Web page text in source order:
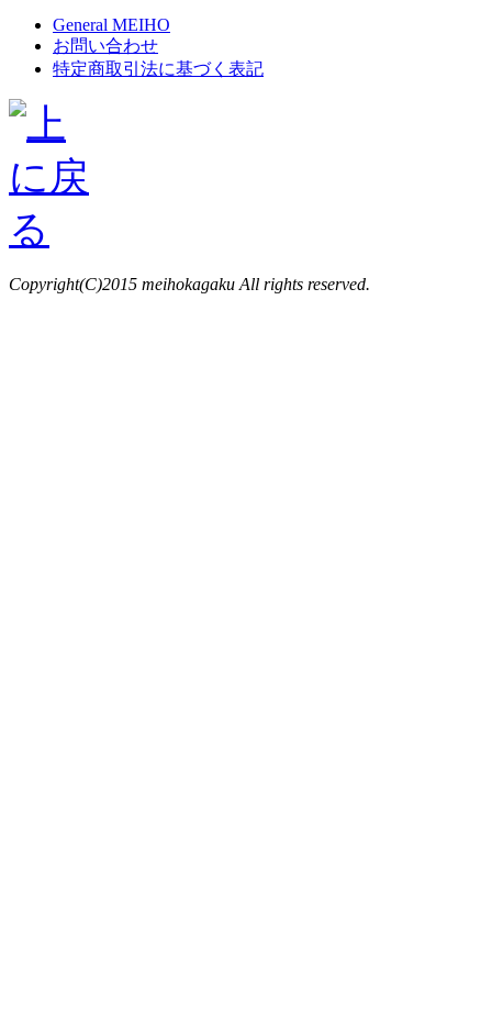
General MEIHO
お問い合わせ
特定商取引法に基づく表記
Copyright(C)2015 meihokagaku All rights reserved.